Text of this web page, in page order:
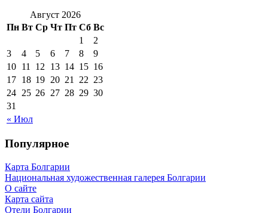
Август 2026
Пн Вт Ср Чт Пт Сб Вс
« Июл
1
2
3
4 5 6 7 8
9
10 11 12 13 14 15 16
17 18 19 20 21 22 23
24 25 26 27 28 29 30
31
Популярное
Карта Болгарии
Национальная художественная галерея Болгарии
О сайте
Карта сайта
Отели Болгарии